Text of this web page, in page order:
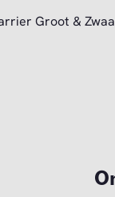
Groot &